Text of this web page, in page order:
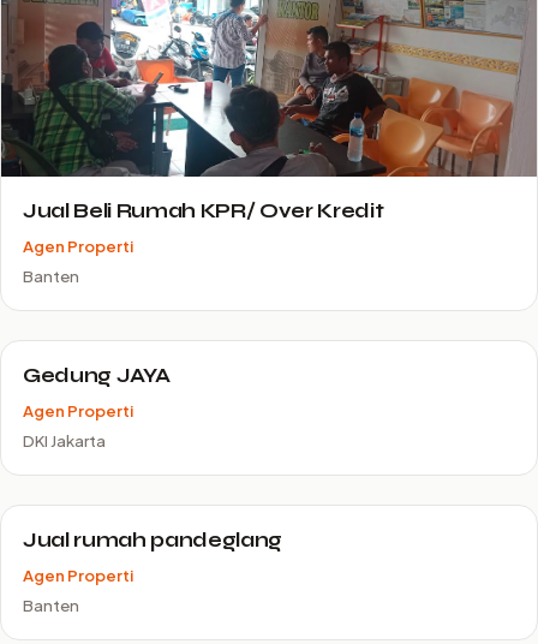
Jual Beli Rumah KPR/ Over Kredit
Agen Properti
Banten
Gedung JAYA
Agen Properti
DKI Jakarta
Jual rumah pandeglang
Agen Properti
Banten